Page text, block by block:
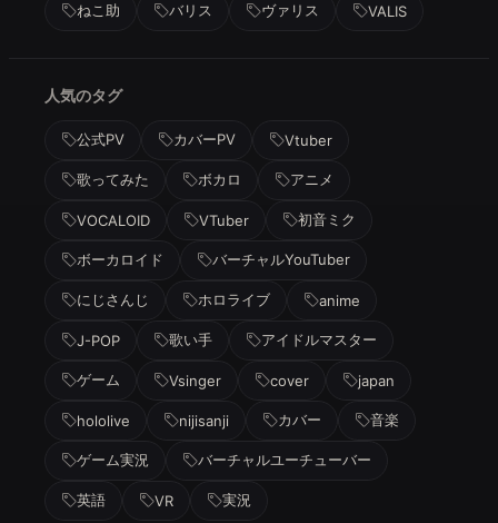
ねこ助 バリス ヴァリス VALIS
人気のタグ
公式PV カバーPV Vtuber
歌ってみた ボカロ アニメ
VOCALOID VTuber 初音ミク
ボーカロイド バーチャルYouTuber
にじさんじ ホロライブ anime
J-POP 歌い手 アイドルマスター
ゲーム Vsinger cover japan
hololive nijisanji カバー 音楽
ゲーム実況 バーチャルユーチューバー
英語 VR 実況